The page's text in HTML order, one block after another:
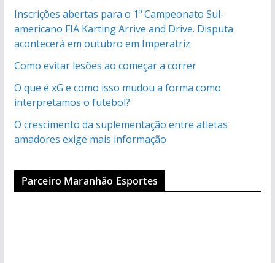
Inscrições abertas para o 1º Campeonato Sul-
americano FIA Karting Arrive and Drive. Disputa
acontecerá em outubro em Imperatriz
Como evitar lesões ao começar a correr
O que é xG e como isso mudou a forma como
interpretamos o futebol?
O crescimento da suplementação entre atletas
amadores exige mais informação
Parceiro Maranhão Esportes